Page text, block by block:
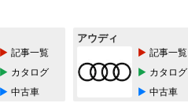
記事一覧
カタログ
中古車
アウディ
記事一覧
カタログ
中古車